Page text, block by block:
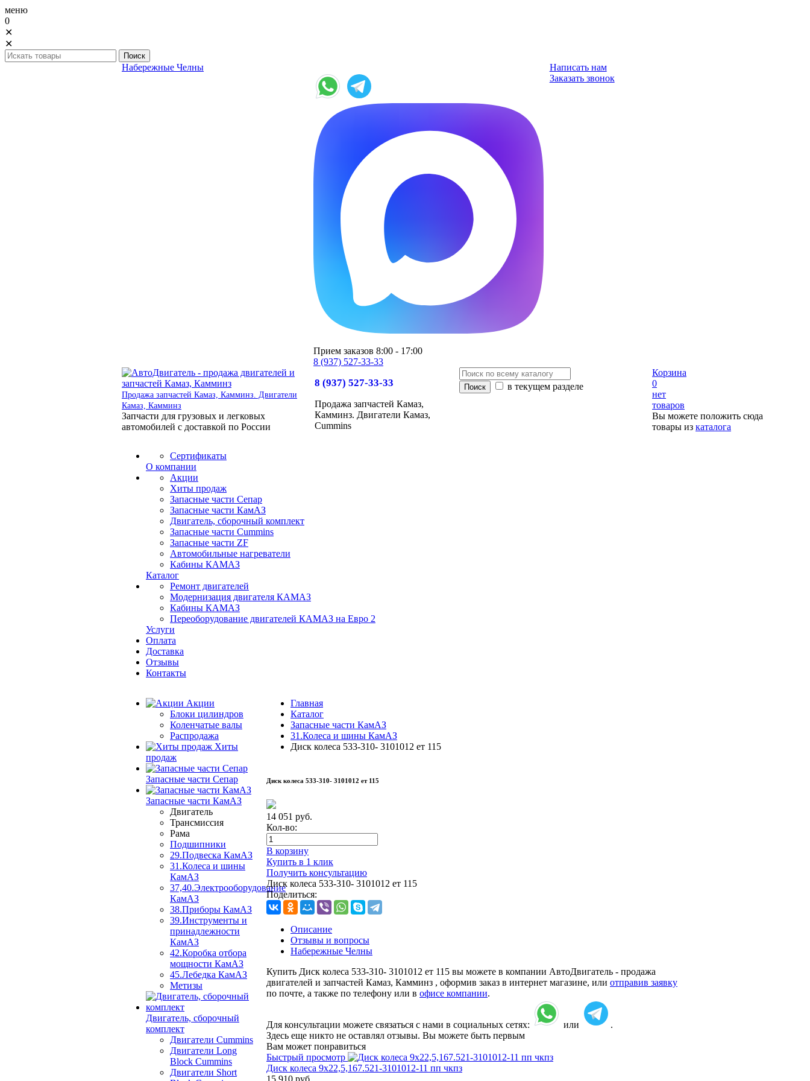
меню
0
✕
✕
Набережные Челны
Прием заказов 8:00 - 17:00
8 (937) 527-33-33
Написать нам
Заказать звонок
Продажа запчастей Камаз, Камминз. Двигатели
Камаз, Камминз
Запчасти для грузовых и легковых
автомобилей с доставкой по России
8 (937) 527-33-33
Продажа запчастей Камаз,
Камминз. Двигатели Камаз,
Cummins
в текущем разделе
Корзина
0
нет
товаров
Вы можете положить сюда
товары из каталога
Сертификаты
О компании
Акции
Хиты продаж
Запасные части Сепар
Запасные части КамАЗ
Двигатель, сборочный комплект
Запасные части Cummins
Запасные части ZF
Автомобильные нагреватели
Кабины КАМАЗ
Каталог
Ремонт двигателей
Модернизация двигателя КАМАЗ
Кабины КАМАЗ
Переоборудование двигателей КАМАЗ на Евро 2
Услуги
Оплата
Доставка
Отзывы
Контакты
Акции
Блоки цилиндров
Коленчатые валы
Распродажа
Хиты
продаж
Запасные части Сепар
Запасные части КамАЗ
Двигатель
Трансмиссия
Рама
Подшипники
29.Подвеска КамАЗ
31.Колеса и шины
КамАЗ
37,40.Электрооборудование
КамАЗ
38.Приборы КамАЗ
39.Инструменты и
принадлежности
КамАЗ
42.Коробка отбора
мощности КамАЗ
45.Лебедка КамАЗ
Метизы
Двигатель, сборочный
комплект
Двигатели Cummins
Двигатели Long
Bloсk Cummins
Двигатели Short
Главная
Каталог
Запасные части КамАЗ
31.Колеса и шины КамАЗ
Диск колеса 533-310- 3101012 ет 115
Диск колеса 533-310- 3101012 ет 115
14 051 руб.
Кол-во:
В корзину
Купить в 1 клик
Получить консультацию
Диск колеса 533-310- 3101012 ет 115
Поделиться:
Описание
Отзывы и вопросы
Набережные Челны
Купить Диск колеса 533-310- 3101012 ет 115 вы можете в компании АвтоДвигатель - продажа
двигателей и запчастей Камаз, Камминз , оформив заказ в интернет магазине, или отправив заявку
по почте, а также по телефону или в офисе компании.
Для консультации можете связаться с нами в социальных сетях: или
.
Здесь еще никто не оставлял отзывы. Вы можете быть первым
Вам может понравиться
Быстрый просмотр
Диск колеса 9х22,5,167.521-3101012-11 пп чкпз